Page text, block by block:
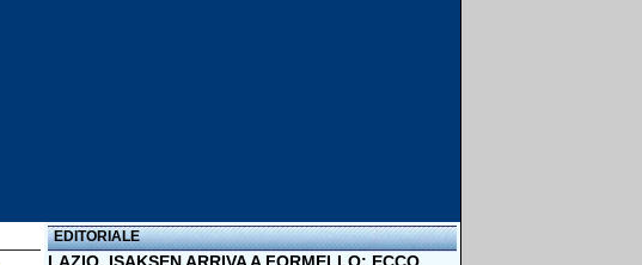
EDITORIALE